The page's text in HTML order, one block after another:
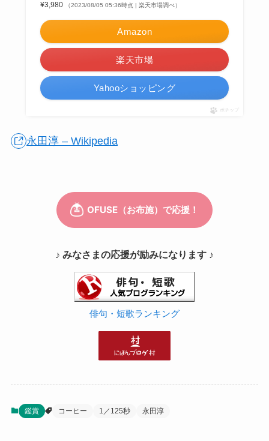
¥3,980 （2023/08/05 05:36時点 | 楽天市場調べ）
Amazon
楽天市場
Yahooショッピング
ポチップ
永田淳 – Wikipedia
♪ みなさまの応援が励みになります ♪
俳句・短歌ランキング
鑑賞 コーヒー 1／125秒 永田淳